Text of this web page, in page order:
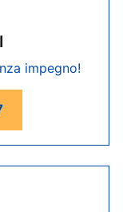
impegno!